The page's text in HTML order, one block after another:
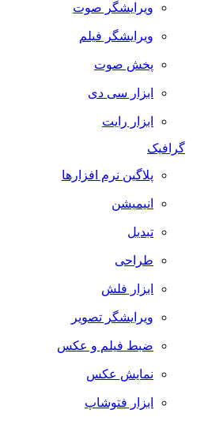
ویرایشگر صوت
ویرایشگر فیلم
پخش صوت
ابزار سی دی
ابزار رایت
گرافیک
پلاگین نرم افزارها
انیمیشن
تبدیل
طراحی
ابزار فلش
ویرایشگر تصویر
ضبط فيلم و عكس
نمایش عکس
ابزار فتوشاپ